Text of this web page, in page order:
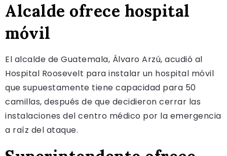
Alcalde ofrece hospital
móvil
El alcalde de Guatemala, Álvaro Arzú, acudió al
Hospital Roosevelt para instalar un hospital móvil
que supuestamente tiene capacidad para 50
camillas, después de que decidieron cerrar las
instalaciones del centro médico por la emergencia
a raíz del ataque.